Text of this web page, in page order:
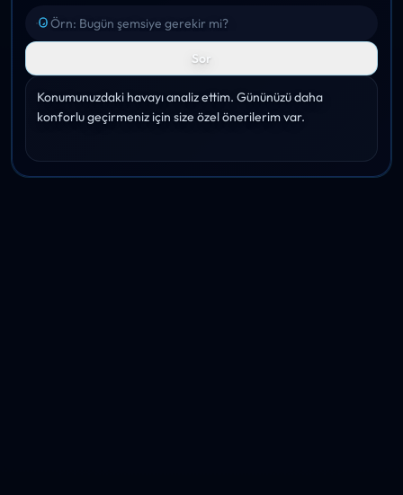
Sor
Konumunuzdaki havayı analiz ettim. Gününüzü daha
konforlu geçirmeniz için size özel önerilerim var.